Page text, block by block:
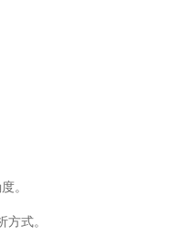
。
式。